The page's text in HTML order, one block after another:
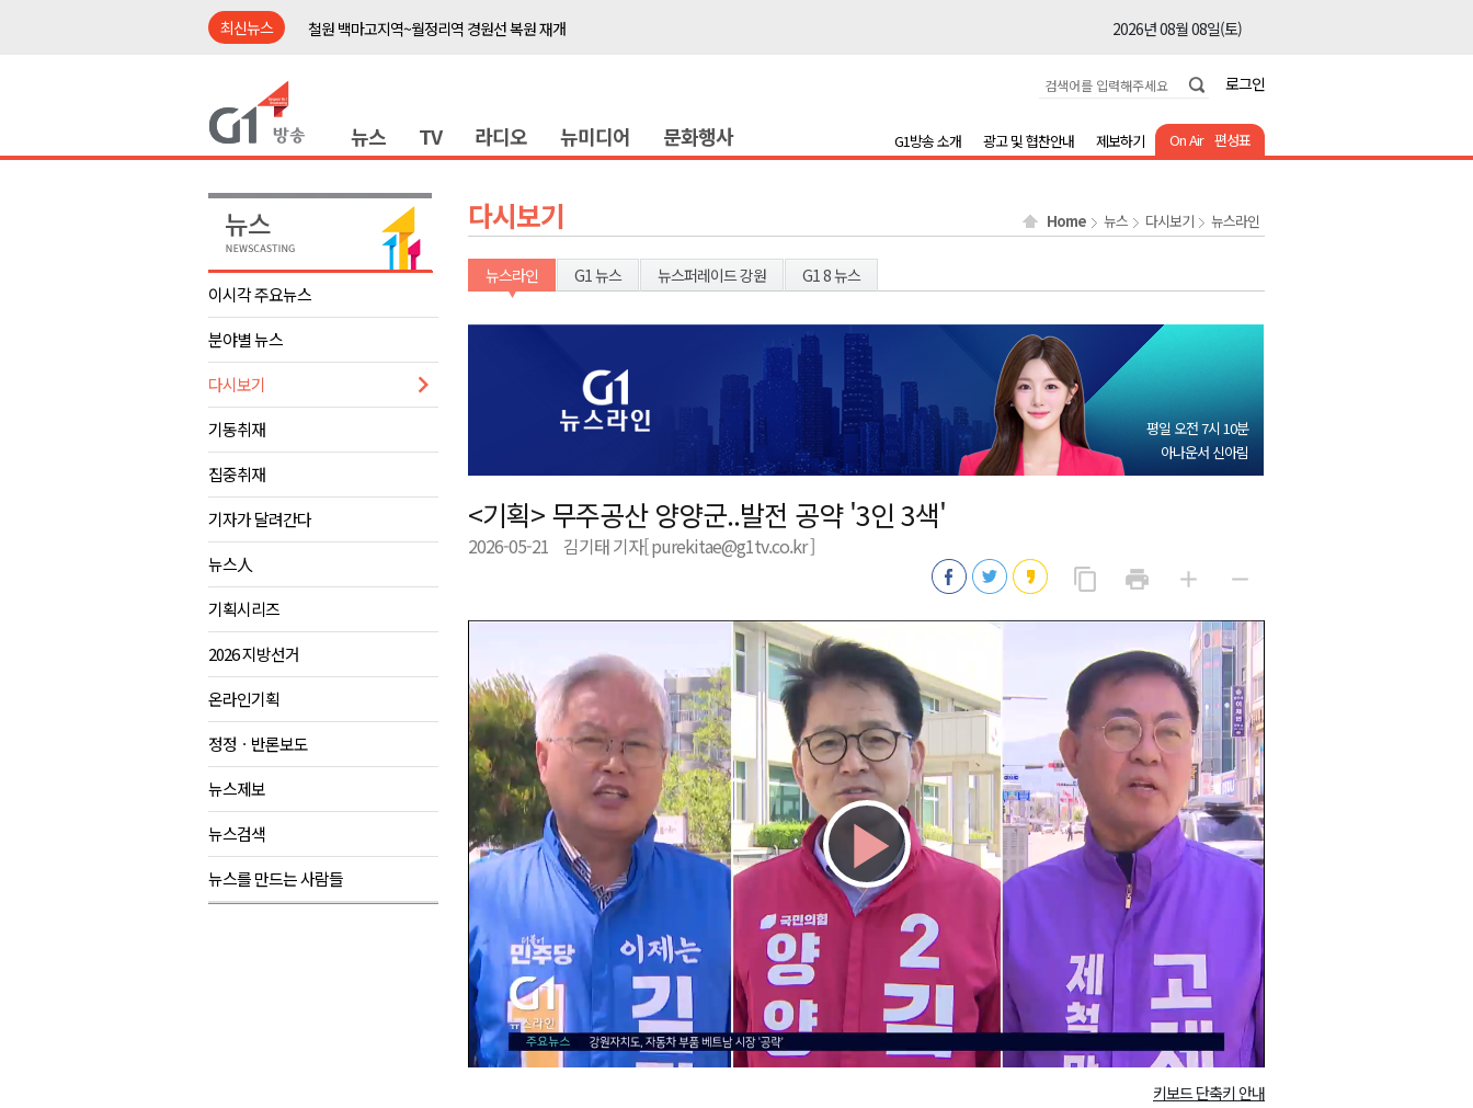
최신뉴스
철원 백마고지역~월정리역 경원선 복원 재개
2026년 08월 08일(토)
2026년 08월 08일(토)
영월군, 14~15일 서부시장 야시장 운영
2026년 08월 08일(토)
강원개발공사, 공기업 평가 2년 연속 '다'등급
도-시군 첫 간담회..우상호 "하나된 공동체"
2026년 08월 07일(금)
이 대통령, 사북·납북귀환어부 국가폭력 사과
2026년 08월 08일(토)
철원 백마고지역~월정리역 경원선 복원 재개
2026년 08월 08일(토)
어젯밤 원주 아파트 정전..천 백여세대 불편
2026년 08월 08일(토)
춘천시립 '장애아동전담어린이집' 개원
2026년 08월 08일(토)
양양군, 21일까지 '초등학생 틈새 돌봄' 시행
강원개발공사, 공기업 평가 2년 연속 '다'등급
도-시군 첫 간담회..우상호 "하나된 공동체"
2026년 08월 07일(금)
이 대통령, 사북·납북귀환어부 국가폭력 사과
2026년 08월 07일(금)
로그인
뉴스 TV 라디오 뉴미디어 문화행사 On Air 편성표
G1방송 소개 광고 및 협찬안내 제보하기
이시각 주요뉴스
분야별 뉴스
다시보기
기동취재
집중취재
기자가 달려간다
뉴스人
기획시리즈
2026 지방선거
온라인기획
정정ㆍ반론보도
뉴스제보
뉴스검색
뉴스를 만드는 사람들
다시보기 Home 뉴스 다시보기 뉴스라인
뉴스라인 G1 뉴스 뉴스퍼레이드 강원 G1 8 뉴스
평일 오전 7시 10분
아나운서 신아림
<기획> 무주공산 양양군..발전 공약 '3인 3색'
2026-05-21 김기태 기자[ purekitae@g1tv.co.kr ]
content_copy
사
print add
게
remove
게
Play
Video
키보드 단축키 안내